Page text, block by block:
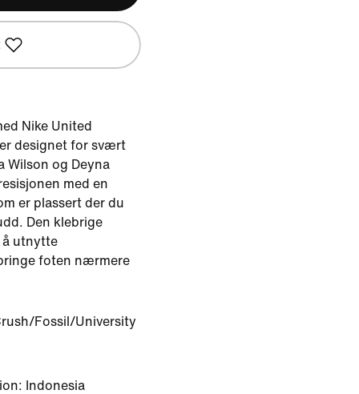
Nike United
designet for svært
Wilson og Deyna
med en
er plassert der du
Den klebrige
å utnytte
foten nærmere
Fossil/University
Indonesia